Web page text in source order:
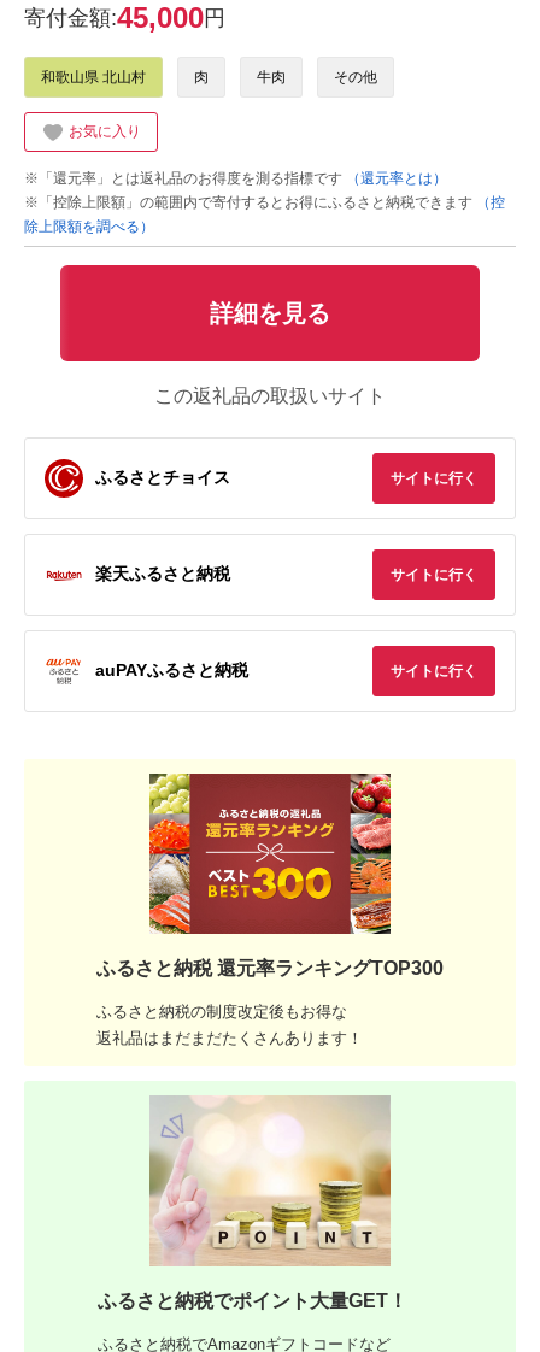
寄付金額:45,000円
和歌山県 北山村 肉 牛肉 その他
お気に入り
※「還元率」とは返礼品のお得度を測る指標です
（還元率とは）
※「控除上限額」の範囲内で寄付するとお得にふるさと納税できます
（控
除上限額を調べる）
詳細を見る
この返礼品の取扱いサイト
ふるさとチョイス サイトに行く
楽天ふるさと納税 サイトに行く
auPAYふるさと納税 サイトに行く
ふるさと納税 還元率ランキングTOP300
ふるさと納税の制度改定後もお得な
返礼品はまだまだたくさんあります！
ふるさと納税でポイント大量GET！
ふるさと納税でAmazonギフトコードなど